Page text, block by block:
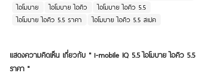
ไอโมบาย
ไอโมบาย ไอคิว
ไอโมบาย ไอคิว 5.5
ไอโมบาย ไอคิว 5.5 ราคา
ไอโมบาย ไอคิว 5.5 สเปค
แสดงความคิดเห็น เกี่ยวกับ " i-mobile IQ 5.5 ไอโมบาย ไอคิว 5.5
ราคา "